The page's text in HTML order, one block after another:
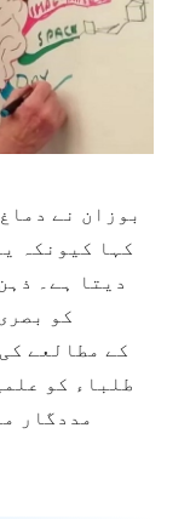
بوزان نے
کہا کیونکہ
دیتا ہے۔
کو
طلباء کو
مددگار